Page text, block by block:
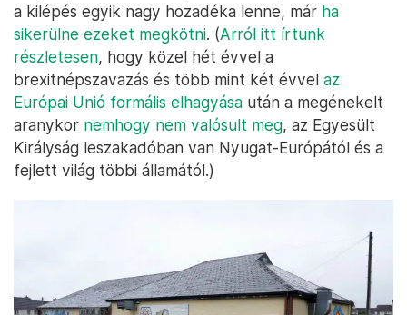
a kilépés egyik nagy hozadéka lenne, már ha
sikerülne ezeket megkötni. (Arról itt írtunk
részletesen, hogy közel hét évvel a
brexitnépszavazás és több mint két évvel az
Európai Unió formális elhagyása után a megénekelt
aranykor nemhogy nem valósult meg, az Egyesült
Királyság leszakadóban van Nyugat-Európától és a
fejlett világ többi államától.)